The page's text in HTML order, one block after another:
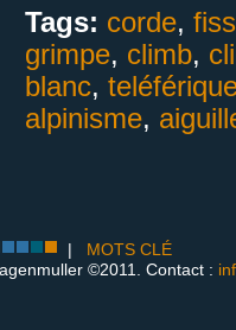
Tags: corde,
grimpe, climb,
blanc,
alpinisme,
| MOTS CLÉ
©2011. Contact :